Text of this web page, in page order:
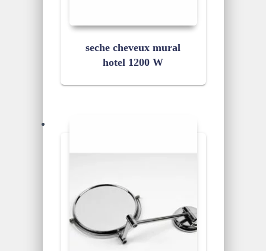
seche cheveux mural
hotel 1200 W